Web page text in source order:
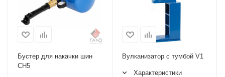
Бустер для накачки шин
CH5
Вулканизатор с тумбой V1
Характеристики